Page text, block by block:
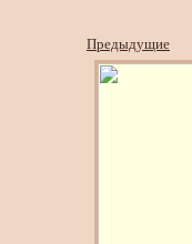
Предыдущие